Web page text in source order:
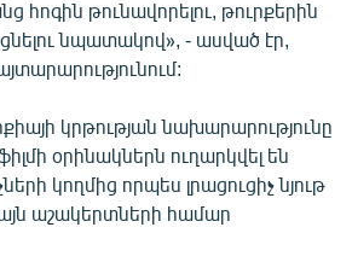
հոգին թունավորելու, թուրքերին
նպատակով», - ասված էր,
կրթության նախարարությունը
օրինակներն ուղարկվել են
կողմից որպես լրացուցիչ նյութ
աշակերտների համար